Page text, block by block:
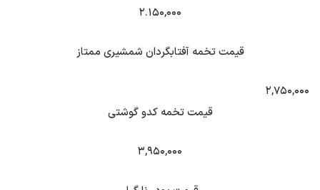
۲.۱۵۰,۰۰۰
قیمت تخمه آفتابگردان شمشیری ممتاز
۲,۷۵۰,۰۰۰
قیمت تخمه کدو گوشتی
۳,۹۵۰,۰۰۰